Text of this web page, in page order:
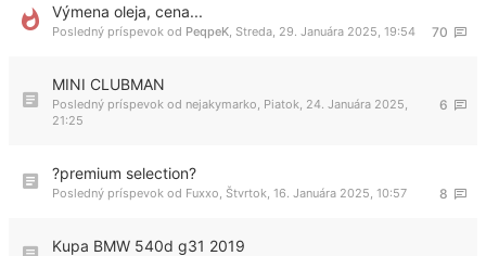
Výmena oleja, cena...
70
Posledný príspevok od PeqpeK Streda, 29. Januára 2025, 19:54
MINI CLUBMAN
6
Posledný príspevok od nejakymarko Piatok, 24. Januára 2025,
21:25
?premium selection?
8
Posledný príspevok od Fuxxo Štvrtok, 16. Januára 2025, 10:57
Kupa BMW 540d g31 2019